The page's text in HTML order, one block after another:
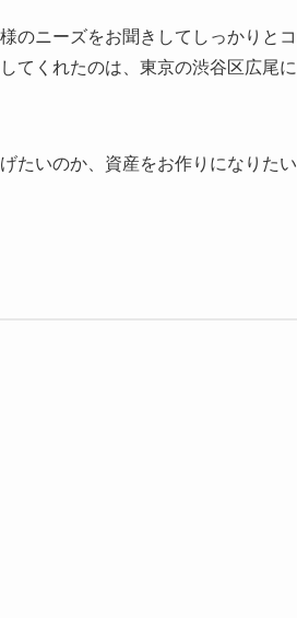
のニーズをお聞きしてしっかりとコ
てくれたのは、東京の渋谷区広尾に
たいのか、資産をお作りになりたい